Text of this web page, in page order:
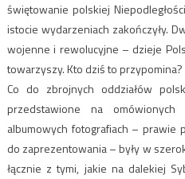
świętowanie polskiej
istocie wydarzeniach zakończyły.
wojenne i rewolucyjne – dzieje
towarzyszy. Kto dziś to
Co do zbrojnych oddziałów
przedstawione na
albumowych fotografiach – prawie
do zaprezentowania – były w
łącznie z tymi, jakie na dalekiej